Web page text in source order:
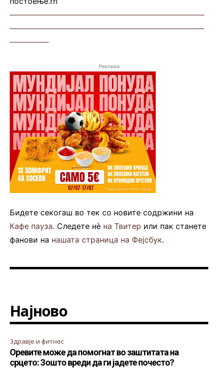
—————————————————————————
—————————————————————————
—————
Реклама
Бидете секогаш во тек со новите содржини на
Кафе пауза. Следете нè на Твитер или пак станете
фанови на нашата страница на Фејсбук.
Најново
Здравје и фитнес
Оревите може да помогнат во заштитата на
срцето: Зошто вреди да ги јадете почесто?